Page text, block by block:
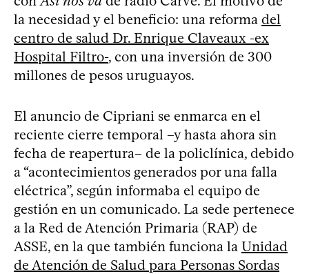
la necesidad y el beneficio: una reforma del
centro de salud Dr. Enrique Claveaux -ex
Hospital Filtro-, con una inversión de 300
millones de pesos uruguayos.
El anuncio de Cipriani se enmarca en el
reciente cierre temporal –y hasta ahora sin
fecha de reapertura– de la policlínica, debido
a “acontecimientos generados por una falla
eléctrica”, según informaba el equipo de
gestión en un comunicado. La sede pertenece
a la Red de Atención Primaria (RAP) de
ASSE, en la que también funciona la Unidad
de Atención de Salud para Personas Sordas